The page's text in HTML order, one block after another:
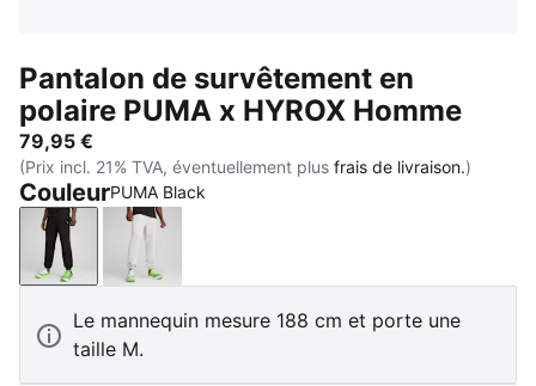
Pantalon de survêtement en
polaire PUMA x HYROX Homme
79,95 €
(Prix incl. 21% TVA, éventuellement plus frais de livraison.)
CouleurPUMA Black
PUMA BlackLight Gray Heather
Le mannequin mesure 188 cm et porte une
taille M.